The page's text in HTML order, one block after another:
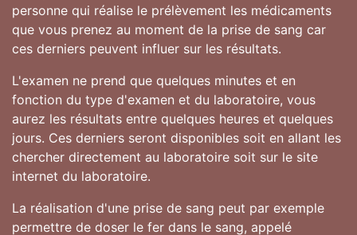
personne qui réalise le prélèvement les médicaments
que vous prenez au moment de la prise de sang car
ces derniers peuvent influer sur les résultats.
L'examen ne prend que quelques minutes et en
fonction du type d'examen et du laboratoire, vous
aurez les résultats entre quelques heures et quelques
jours. Ces derniers seront disponibles soit en allant les
chercher directement au laboratoire soit sur le site
internet du laboratoire.
La réalisation d'une prise de sang peut par exemple
permettre de doser le fer dans le sang, appelé